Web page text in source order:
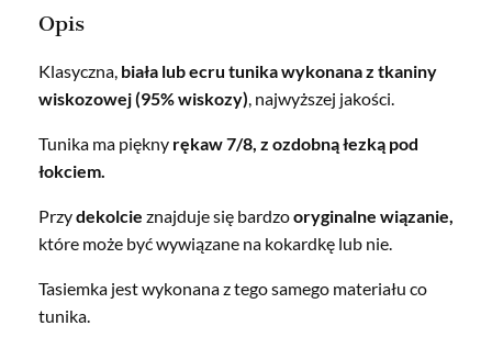
Opis
Klasyczna, biała lub ecru tunika wykonana z tkaniny
wiskozowej (95% wiskozy), najwyższej jakości.
Tunika ma piękny rękaw 7/8, z ozdobną łezką pod
łokciem.
Przydekolcie znajduje się bardzooryginalne wiązanie,
które może być wywiązane na kokardkę lub nie.
Tasiemka jest wykonana z tego samego materiału co
tunika.